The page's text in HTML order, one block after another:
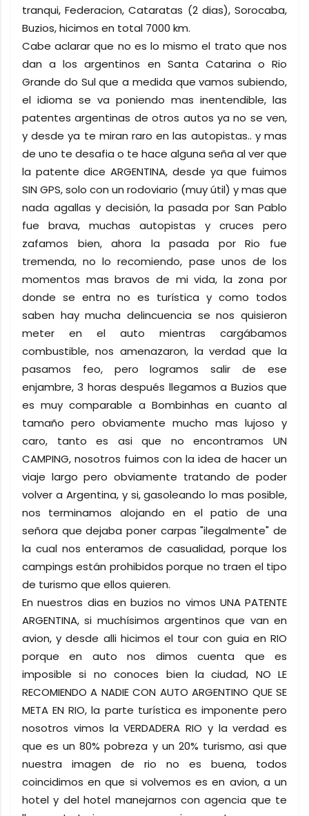
tranqui, Federacion, Cataratas (2 dias), Sorocaba,
Buzios, hicimos en total 7000 km.
Cabe aclarar que no es lo mismo el trato que nos
dan a los argentinos en Santa Catarina o Rio
Grande do Sul que a medida que vamos subiendo,
el idioma se va poniendo mas inentendible, las
patentes argentinas de otros autos ya no se ven,
y desde ya te miran raro en las autopistas.. y mas
de uno te desafia o te hace alguna seña al ver que
la patente dice ARGENTINA, desde ya que fuimos
SIN GPS, solo con un rodoviario (muy útil) y mas que
nada agallas y decisión, la pasada por San Pablo
fue brava, muchas autopistas y cruces pero
zafamos bien, ahora la pasada por Rio fue
tremenda, no lo recomiendo, pase unos de los
momentos mas bravos de mi vida, la zona por
donde se entra no es turística y como todos
saben hay mucha delincuencia se nos quisieron
meter en el auto mientras cargábamos
combustible, nos amenazaron, la verdad que la
pasamos feo, pero logramos salir de ese
enjambre, 3 horas después llegamos a Buzios que
es muy comparable a Bombinhas en cuanto al
tamaño pero obviamente mucho mas lujoso y
caro, tanto es asi que no encontramos UN
CAMPING, nosotros fuimos con la idea de hacer un
viaje largo pero obviamente tratando de poder
volver a Argentina, y si, gasoleando lo mas posible,
nos terminamos alojando en el patio de una
señora que dejaba poner carpas "ilegalmente" de
la cual nos enteramos de casualidad, porque los
campings están prohibidos porque no traen el tipo
de turismo que ellos quieren.
En nuestros dias en buzios no vimos UNA PATENTE
ARGENTINA, si muchísimos argentinos que van en
avion, y desde alli hicimos el tour con guia en RIO
porque en auto nos dimos cuenta que es
imposible si no conoces bien la ciudad, NO LE
RECOMIENDO A NADIE CON AUTO ARGENTINO QUE SE
META EN RIO, la parte turística es imponente pero
nosotros vimos la VERDADERA RIO y la verdad es
que es un 80% pobreza y un 20% turismo, asi que
nuestra imagen de rio no es buena, todos
coincidimos en que si volvemos es en avion, a un
hotel y del hotel manejarnos con agencia que te